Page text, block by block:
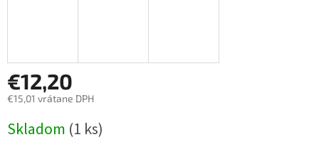
€12,20
€15,01 vrátane DPH
cena:
Skladom (1 ks)